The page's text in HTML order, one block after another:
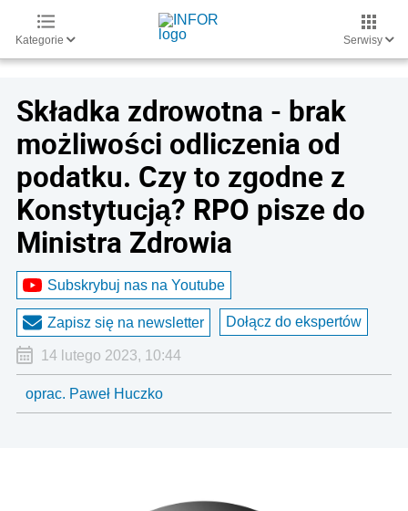
Kategorie Serwisy
Składka zdrowotna - brak
możliwości odliczenia od
podatku. Czy to zgodne z
Konstytucją? RPO pisze do
Ministra Zdrowia
Subskrybuj nas na Youtube
Zapisz się na newsletter Dołącz do ekspertów
14 lutego 2023, 10:44
oprac. Paweł Huczko